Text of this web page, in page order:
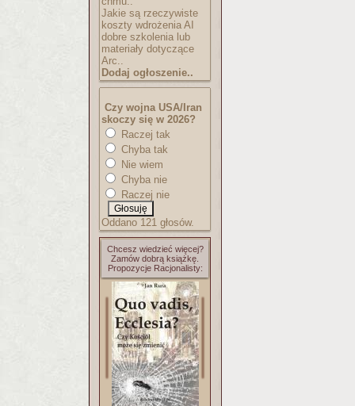
Jakie są rzeczywiste
koszty wdrożenia AI
dobre szkolenia lub
materiały dotyczące
Arc..
Dodaj ogłoszenie..
Czy wojna USA/Iran
skoczy się w 2026?
Raczej tak
Chyba tak
Nie wiem
Chyba nie
Raczej nie
Oddano 121 głosów.
Chcesz wiedzieć więcej?
Zamów dobrą książkę.
Propozycje Racjonalisty: